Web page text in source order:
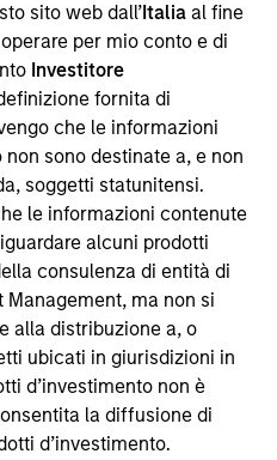
sito web dall’Italia al fine
per mio conto e di
Investitore
fornita di
che le informazioni
sono destinate a, e non
soggetti statunitensi.
le informazioni contenute
alcuni prodotti
consulenza di entità di
ma non si
alla distribuzione a, o
ubicati in giurisdizioni in
d’investimento non è
la diffusione di
d’investimento.
Funds, una
variabile di diritto
è registrata nel
organismo
della Parte 1 della Legge
modifiche. La Società è
collettivo in valori mobiliari
le richieste di
presentate senza aver
Prospetto Informativo, del
chiave (“KID”) o del
chiave per gli
annuale e della
di offerta”) o altri
im/msinvf/index.html
legale all’indirizzo
Centre, 6B route de Trèves,